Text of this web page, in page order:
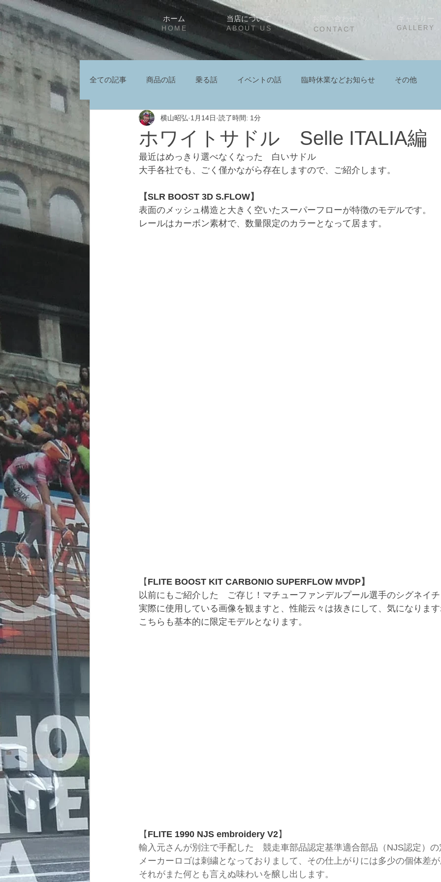
ホーム 当店について お問い合わせ ギャラリー
HOME ABOUT US GALLERY
CONTACT
全ての記事 商品の話 乗る話 イベントの話 臨時休業などお知らせ その他
ホワイトサドル Selle ITALIA編
横山昭弘 1月14日 読了時間: 1分
最近はめっきり選べなくなった　白いサドル
大手各社でも、ごく僅かながら存在しますので、ご紹介します。
【SLR BOOST 3D S.FLOW】
表面のメッシュ構造と大きく空いたスーパーフローが特徴のモデルです。
レールはカーボン素材で、数量限定のカラーとなって居ます。
【 FLITE BOOST KIT CARBONIO SUPERFLOW MVDP】
以前にもご紹介した　ご存じ！マチューファンデルプール選手のシグネイ
実際に使用している画像を観ますと、性能云々は抜きにして、気になりま
こちらも基本的に限定モデルとなります。
【 FLITE 1990 NJS embroidery V2】
輸入元さんが別注で手配した　競走車部品認定基準適合部品（NJS認定）
メーカーロゴは刺繍となっておりまして、その仕上がりには多少の個体差
それがまた何とも言えぬ味わいを醸し出します。